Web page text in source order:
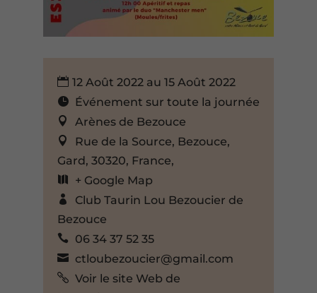
12 Août 2022 au 15 Août 2022
Événement sur toute la journée
Arènes de Bezouce
Rue de la Source, Bezouce,
Gard, 30320, France,
+ Google Map
Club Taurin Lou Bezoucier de
Bezouce
06 34 37 52 35
ctloubezoucier@gmail.com
Voir le site Web de